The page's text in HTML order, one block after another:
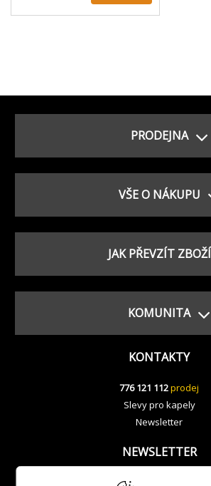
PRODEJNA
VŠE O NÁKUPU
JAK PŘEVZÍT ZBOŽÍ
KOMUNITA
KONTAKTY
776 121 112prodej
Slevy pro kapely
Newsletter
NEWSLETTER